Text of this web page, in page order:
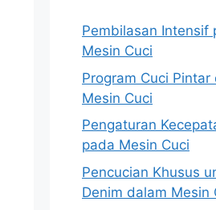
Pembilasan Intensif
Mesin Cuci
Program Cuci Pintar
Mesin Cuci
Pengaturan
pada Mesin Cuci
Pencucian Khusus
Denim dalam Mesin